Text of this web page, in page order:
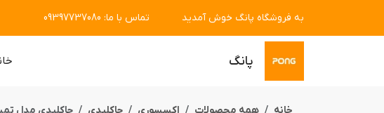
به فروشگاه پانگ خوش آمدید تماس با ما:
09397737080
پانگ